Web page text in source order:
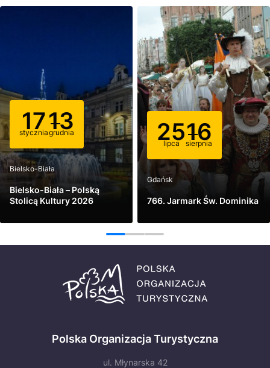
17
stycznia 13
grudnia
Bielsko-Biała
Bielsko-Biała – Polską
Stolicą Kultury 2026
Zobacz
25
lipca 16
sierpnia
Gdańsk
766. Jarmark Św. Dominika
Zobacz
1 2 3
Polska Organizacja Turystyczna
ul. Młynarska 42